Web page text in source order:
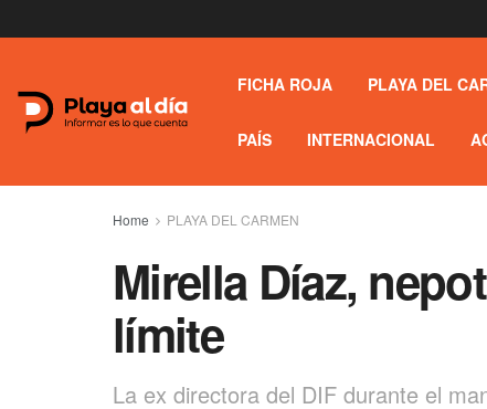
FICHA ROJA PLAYA DEL
PAÍS INTERNACIONAL
Home PLAYA DEL CARMEN
Mirella Díaz,
límite
La ex directora del DIF durante el